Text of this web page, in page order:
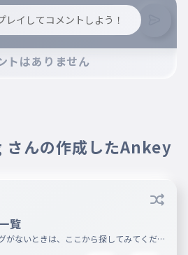
陽が昇る
ぼる
ンスホール
みる
みる
レイしてコメントしよう！
が必要です。
トはありません
んの作成したAnkey
覧
がないときは、ここから探してみてくださ